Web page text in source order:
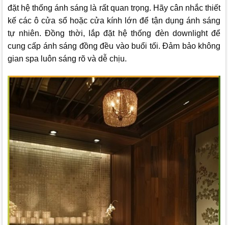
đặt hệ thống ánh sáng là rất quan trọng. Hãy cân nhắc thiết
kế các ô cửa sổ hoặc cửa kính lớn để tận dụng ánh sáng
tự nhiên. Đồng thời, lắp đặt hệ thống đèn downlight để
cung cấp ánh sáng đồng đều vào buổi tối. Đảm bảo không
gian spa luôn sáng rõ và dễ chịu.